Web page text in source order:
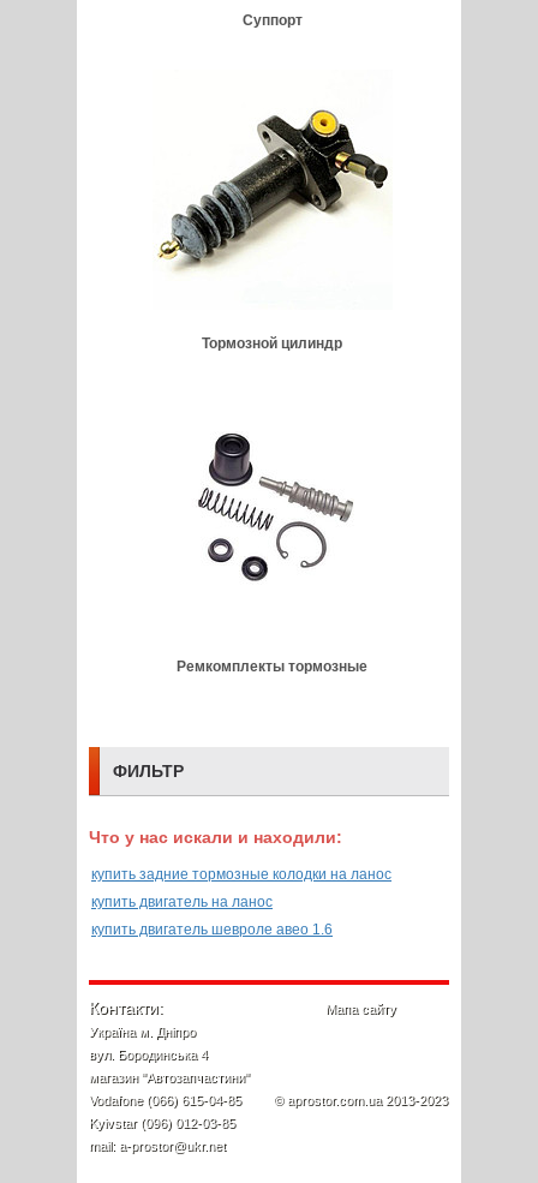
Суппорт
Тормозной цилиндр
Ремкомплекты тормозные
ФИЛЬТР
Что у нас искали и находили:
купить задние тормозные колодки на ланос
купить двигатель на ланос
купить двигатель шевроле авео 1.6
Контакти:
Україна м. Дніпро
вул. Бородинська 4
магазин "Автозапчастини"
Vodafone (066) 615-04-85
Kyivstar (096) 012-03-85
mail: a-prostor@ukr.net
Мапа сайту
© aprostor.com.ua 2013-2023